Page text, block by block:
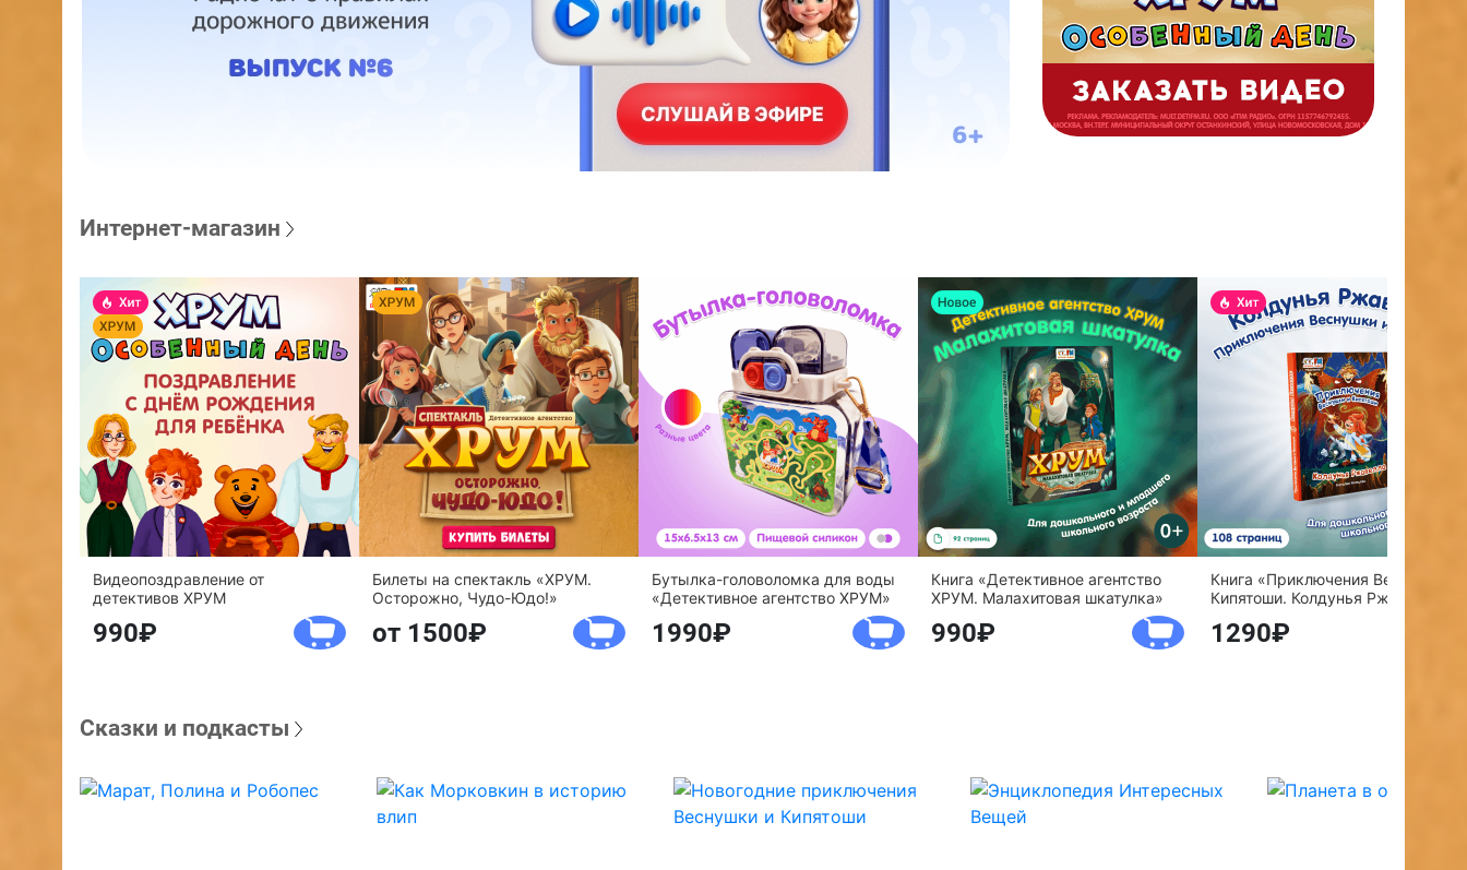
Интернет-магазин
Видеопоздравление от
детективов ХРУМ
990
Билеты на спектакль «ХРУМ.
Осторожно, Чудо-Юдо!»
от 1500
Бутылка-головоломка для воды
«Детективное агентство ХРУМ»
1990
Книга «Детективное агентство
ХРУМ. Малахитовая шкатулка»
990
Книга «Приключения Веснушки и
Кипятоши. Колдунья Ржавелла»
1290
Сказки и подкасты